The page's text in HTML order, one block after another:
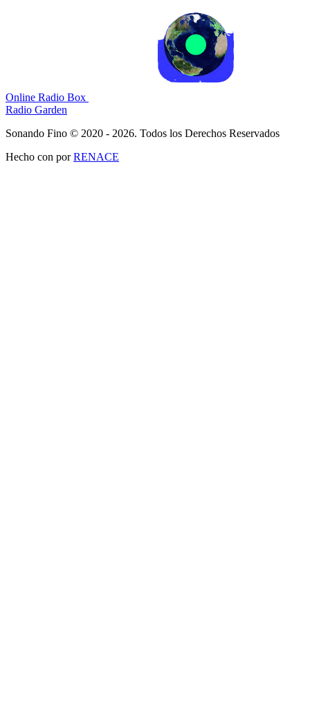
Online Radio Box
Radio Garden
Sonando Fino © 2020 - 2026. Todos los Derechos Reservados
Hecho con porRENACE